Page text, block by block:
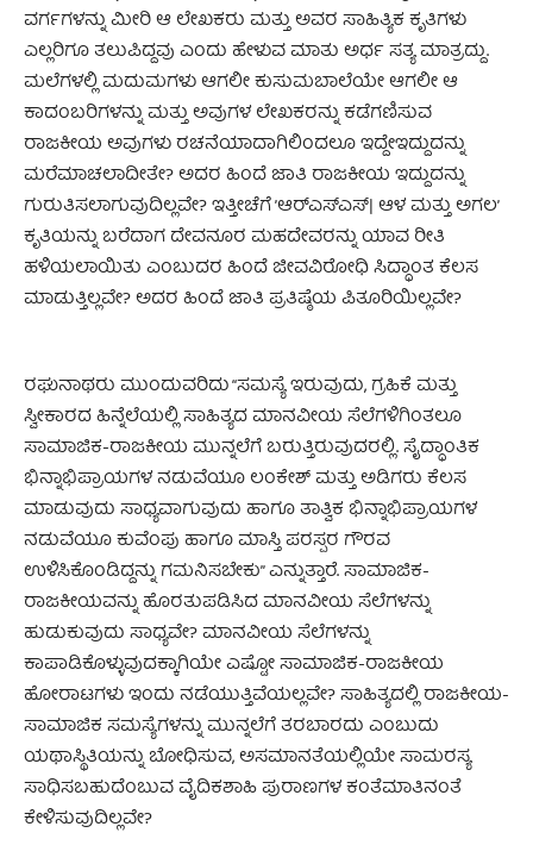
ವರ್ಗಗಳನ್ನು ಮೀರಿ ಆ ಲೇಖಕರು ಮತ್ತು ಅವರ ಸಾಹಿತ್ಯಿಕ ಕೃತಿಗಳು
ಎಲ್ಲರಿಗೂ ತಲುಪಿದ್ದವು ಎಂದು ಹೇಳುವ ಮಾತು ಅರ್ಧ ಸತ್ಯ ಮಾತ್ರದ್ದು.
ಮಲೆಗಳಲ್ಲಿ ಮದುಮಗಳು ಆಗಲೀ ಕುಸುಮಬಾಲೆಯೇ ಆಗಲೀ ಆ
ಕಾದಂಬರಿಗಳನ್ನು ಮತ್ತು ಅವುಗಳ ಲೇಖಕರನ್ನು ಕಡೆಗಣಿಸುವ
ರಾಜಕೀಯ ಅವುಗಳು ರಚನೆಯಾದಾಗಿಲಿಂದಲೂ ಇದ್ದೇಇದ್ದುದನ್ನು
ಮರೆಮಾಚಲಾದೀತೇ? ಅದರ ಹಿಂದೆ ಜಾತಿ ರಾಜಕೀಯ ಇದ್ದುದನ್ನು
ಗುರುತಿಸಲಾಗುವುದಿಲ್ಲವೇ? ಇತ್ತೀಚೆಗೆ ’ಆರ್‌ಎಸ್‌ಎಸ್| ಆಳ ಮತ್ತು ಅಗಲ’
ಕೃತಿಯನ್ನು ಬರೆದಾಗ ದೇವನೂರ ಮಹದೇವರನ್ನು ಯಾವ ರೀತಿ
ಹಳಿಯಲಾಯಿತು ಎಂಬುದರ ಹಿಂದೆ ಜೀವವಿರೋಧಿ ಸಿದ್ಧಾಂತ ಕೆಲಸ
ಮಾಡುತ್ತಿಲ್ಲವೇ? ಅದರ ಹಿಂದೆ ಜಾತಿ ಪ್ರತಿಷ್ಠೆಯ ಪಿತೂರಿಯಿಲ್ಲವೇ?
ರಘುನಾಥರು ಮುಂದುವರಿದು “ಸಮಸ್ಯೆ ಇರುವುದು, ಗ್ರಹಿಕೆ ಮತ್ತು
ಸ್ವೀಕಾರದ ಹಿನ್ನೆಲೆಯಲ್ಲಿ ಸಾಹಿತ್ಯದ ಮಾನವೀಯ ಸೆಲೆಗಳಿಗಿಂತಲೂ
ಸಾಮಾಜಿಕ-ರಾಜಕೀಯ ಮುನ್ನಲೆಗೆ ಬರುತ್ತಿರುವುದರಲ್ಲಿ. ಸೈದ್ಧಾಂತಿಕ
ಭಿನ್ನಾಭಿಪ್ರಾಯಗಳ ನಡುವೆಯೂ ಲಂಕೇಶ್ ಮತ್ತು ಅಡಿಗರು ಕೆಲಸ
ಮಾಡುವುದು ಸಾಧ್ಯವಾಗುವುದು ಹಾಗೂ ತಾತ್ವಿಕ ಭಿನ್ನಾಭಿಪ್ರಾಯಗಳ
ನಡುವೆಯೂ ಕುವೆಂಪು ಹಾಗೂ ಮಾಸ್ತಿ ಪರಸ್ಪರ ಗೌರವ
ಉಳಿಸಿಕೊಂಡಿದ್ದನ್ನು ಗಮನಿಸಬೇಕು” ಎನ್ನುತ್ತಾರೆ. ಸಾಮಾಜಿಕ-
ರಾಜಕೀಯವನ್ನು ಹೊರತುಪಡಿಸಿದ ಮಾನವೀಯ ಸೆಲೆಗಳನ್ನು
ಹುಡುಕುವುದು ಸಾಧ್ಯವೇ? ಮಾನವೀಯ ಸೆಲೆಗಳನ್ನು
ಕಾಪಾಡಿಕೊಳ್ಳುವುದಕ್ಕಾಗಿಯೇ ಎಷ್ಟೋ ಸಾಮಾಜಿಕ-ರಾಜಕೀಯ
ಹೋರಾಟಗಳು ಇಂದು ನಡೆಯುತ್ತಿವೆಯಲ್ಲವೇ? ಸಾಹಿತ್ಯದಲ್ಲಿ ರಾಜಕೀಯ-
ಸಾಮಾಜಿಕ ಸಮಸ್ಯೆಗಳನ್ನು ಮುನ್ನಲೆಗೆ ತರಬಾರದು ಎಂಬುದು
ಯಥಾಸ್ಥಿತಿಯನ್ನು ಬೋಧಿಸುವ, ಅಸಮಾನತೆಯಲ್ಲಿಯೇ ಸಾಮರಸ್ಯ
ಸಾಧಿಸಬಹುದೆಂಬುವ ವೈದಿಕಶಾಹಿ ಪುರಾಣಗಳ ಕಂತೆಮಾತಿನಂತೆ
ಕೇಳಿಸುವುದಿಲ್ಲವೇ?